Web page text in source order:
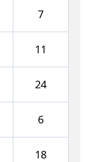
7
11
24
6
18